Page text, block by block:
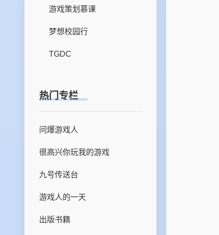
游戏策划慕课
梦想校园行
TGDC
热门专栏
问爆游戏人
很高兴你玩我的游戏
九号传送台
游戏人的一天
出版书籍